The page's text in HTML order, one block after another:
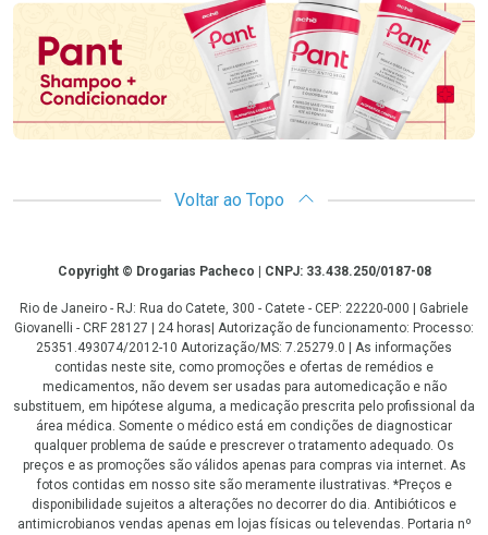
Voltar ao Topo
CopyrightCopyright © Drogarias Pacheco | CNPJ: 33.438.250/0187-08
Rio de Janeiro - RJ: Rua do Catete, 300 - Catete - CEP: 22220-000 | Gabriele
Giovanelli - CRF 28127 | 24 horas| Autorização de funcionamento: Processo:
25351.493074/2012-10 Autorização/MS: 7.25279.0 | As informações
contidas neste site, como promoções e ofertas de remédios e
medicamentos, não devem ser usadas para automedicação e não
substituem, em hipótese alguma, a medicação prescrita pelo profissional da
área médica. Somente o médico está em condições de diagnosticar
qualquer problema de saúde e prescrever o tratamento adequado. Os
preços e as promoções são válidos apenas para compras via internet. As
fotos contidas em nosso site são meramente ilustrativas. *Preços e
disponibilidade sujeitos a alterações no decorrer do dia. Antibióticos e
antimicrobianos vendas apenas em lojas físicas ou televendas. Portaria nº